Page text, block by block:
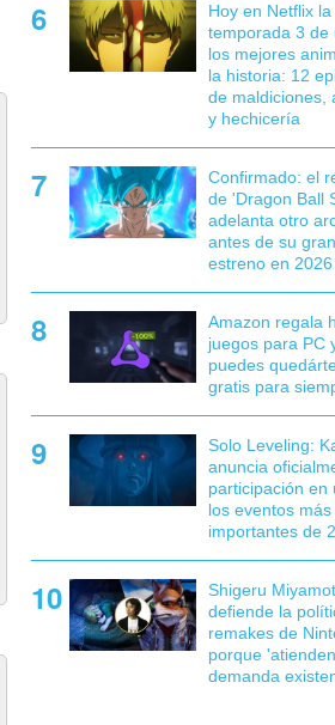
Hoy en Netflix la
temporada 3 de
los mejores
la historia: 12
de maldiciones,
y hechicería
Confirmado: el
de 'Dragon Ball
adelanta otro
antes de su gran
estreno en 2026
Amazon regala
juegos para PC
puedes
gratis para
Solo Leveling:
anuncia
participación en
los eventos más
importantes de
Shigeru
defiende la
remakes de
porque
demanda